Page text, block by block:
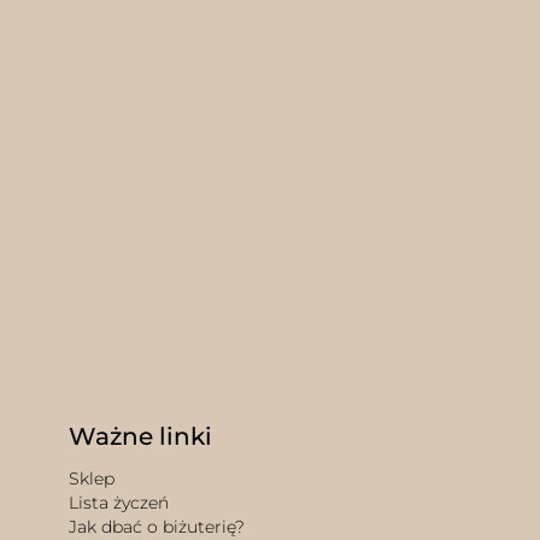
Ważne linki
Sklep
Lista życzeń
Jak dbać o biżuterię?